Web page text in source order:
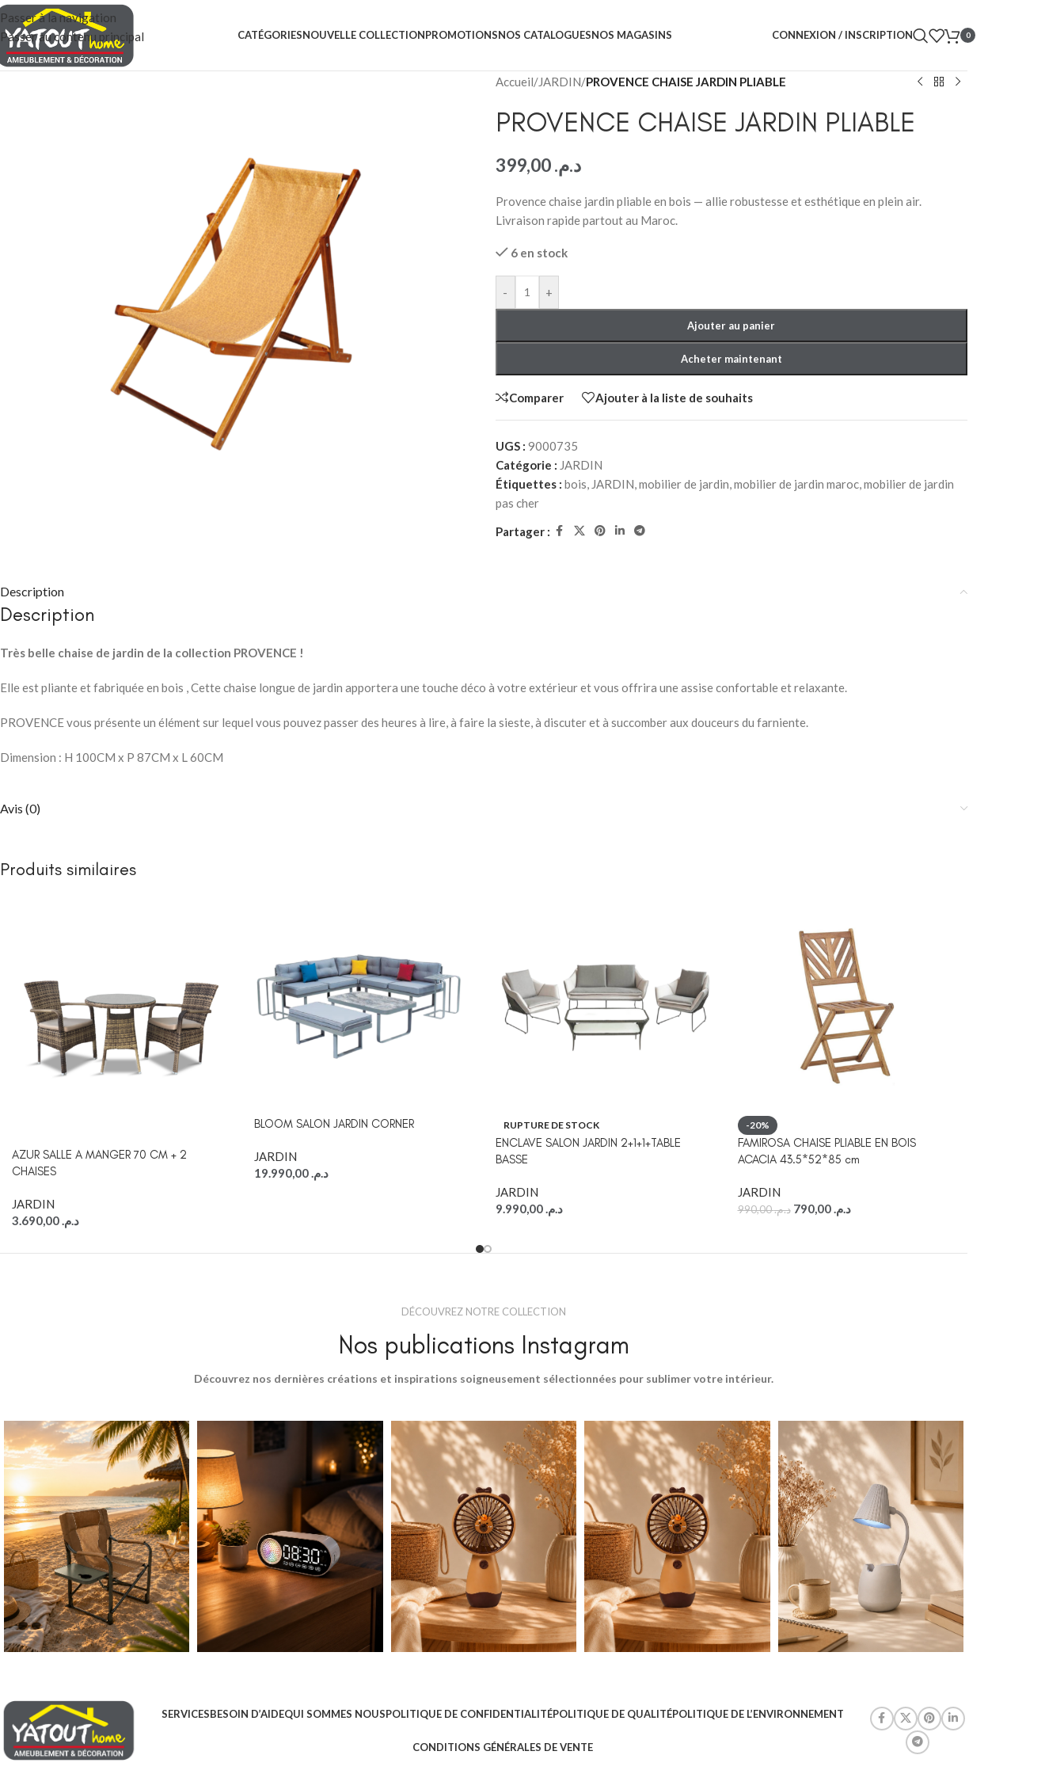
Passer à la navigation
Passer au contenu principal
CATÉGORIES
Armoires
CHAMBRE À COUCHER ENFANT
Packs chambre à Coucher
Bureaux et chaises
Lits bébé
NOUVELLE COLLECTIONPROMOTIONSNOS CATALOGUESNOS MAGASINS CONNEXION / INSCRIPTION 0
Accueil/JARDIN/PROVENCE CHAISE JARDIN PLIABLE
PROVENCE CHAISE JARDIN PLIABLE
د.م.399,00
Provence chaise jardin pliable en bois — allie robustesse et esthétique en plein air.
Livraison rapide partout au Maroc.
6 en stock
- +
Ajouter au panier
Acheter maintenant
Comparer Ajouter à la liste de souhaits
UGS : 9000735
Catégorie : JARDIN
Étiquettes : bois, JARDIN,mobilier de jardin,mobilier de jardin maroc,mobilier de jardin
pas cher
Partager :
Description
Description
Très belle chaise de jardin de la collection PROVENCE !
Elle est pliante et fabriquée en bois , Cette chaise longue de jardin apportera une touche déco à votre extérieur et vous offrira une assise confortable et relaxante.
PROVENCE vous présente un élément sur lequel vous pouvez passer des heures à lire, à faire la sieste, à discuter et à succomber aux douceurs du farniente.
Dimension : H 100CM x P 87CM x L 60CM
Avis (0)
Produits similaires
AZUR SALLE A MANGER 70 CM + 2
CHAISES
JARDIN
د.م.
BLOOM SALON JARDIN CORNER
JARDIN
د.م. 19.990,00
RUPTURE DE STOCK
ENCLAVE SALON JARDIN 2+1+1+TABLE
BASSE
JARDIN
د.م.
-20%
FAMIROSA CHAISE PLIABLE EN BOIS
ACACIA 43.5*52*85 cm
JARDIN
د.م.990,00 د.م. 790,00
DÉCOUVREZ NOTRE COLLECTION
Nos publications Instagram
Découvrez nos dernières créations et inspirations soigneusement sélectionnées pour sublimer votre intérieur.
SERVICESBESOIN D’AIDEQUI SOMMES NOUSPOLITIQUE DE CONFIDENTIALITÉPOLITIQUE DE QUALITÉPOLITIQUE DE L’ENVIRONNEMENT
CONDITIONS GÉNÉRALES DE VENTE